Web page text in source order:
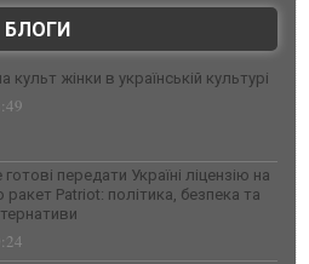
БЛОГИ
культ жінки в українській культурі
передати Україні ліцензію на
Patriot: політика, безпека та